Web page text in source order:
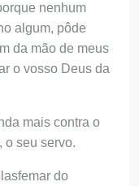
nenhum
algum, pôde
da mão de meus
o vosso Deus da
mais contra o
o seu servo.
do